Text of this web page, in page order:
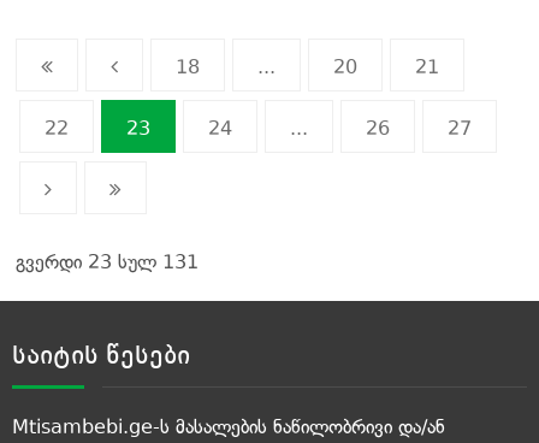
18 ... 20 21
22 23 24 ... 26 27
გვერდი 23 სულ 131
საიტის წესები
Mtisambebi.ge-ს მასალების ნაწილობრივი და/ან